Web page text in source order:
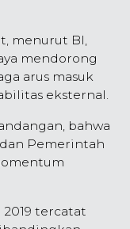
menurut BI,
mendorong
arus masuk
eksternal.
bahwa
Pemerintah
tercatat